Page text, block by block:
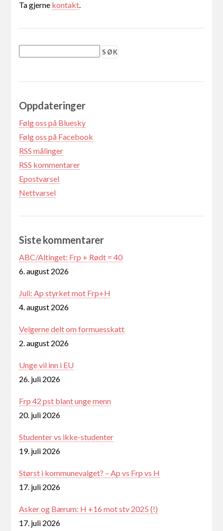
Ta gjerne kontakt.
Oppdateringer
Følg oss på Bluesky
Følg oss på Facebook
RSS målinger
RSS kommentarer
Epostvarsel
Nettvarsel
Siste kommentarer
ABC/Altinget: Frp + Rødt = 40
6. august 2026
Juli: Ap styrket mot Frp+H
4. august 2026
Velgerne delt om formuesskatt
2. august 2026
Unge vil inn i EU
26. juli 2026
Frp 42 pst blant unge menn
20. juli 2026
Studenter vs ikke-studenter
19. juli 2026
Størst i kommunevalget? – Ap vs Frp vs H
17. juli 2026
Asker og Bærum: H +16 mot stv 2025 (!)
17. juli 2026